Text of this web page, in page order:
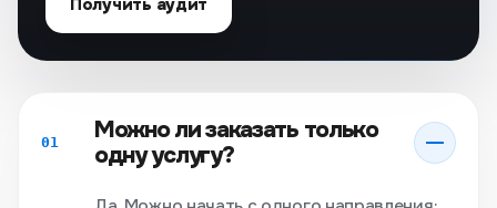
Получить аудит
01
Можно ли заказать только
одну услугу?